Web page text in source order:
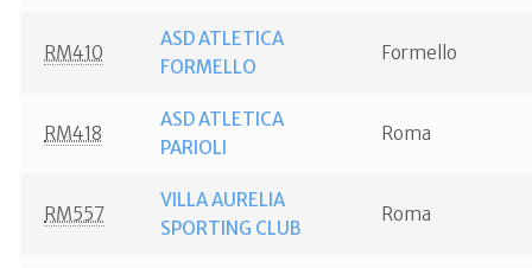
RM410
ASD ATLETICA
FORMELLO
Formello
RM418
ASD ATLETICA
PARIOLI
Roma
RM557
VILLA AURELIA
SPORTING CLUB
Roma